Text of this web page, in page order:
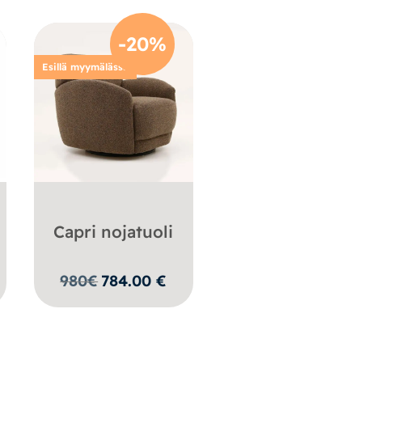
hinta
-20%
Esillä myymälässä
Capri nojatuoli
980€ 784.00€